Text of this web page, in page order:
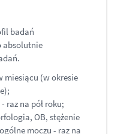
badań
absolutnie
miesiącu (w okresie
raz na pół roku;
OB, stężenie
moczu - raz na